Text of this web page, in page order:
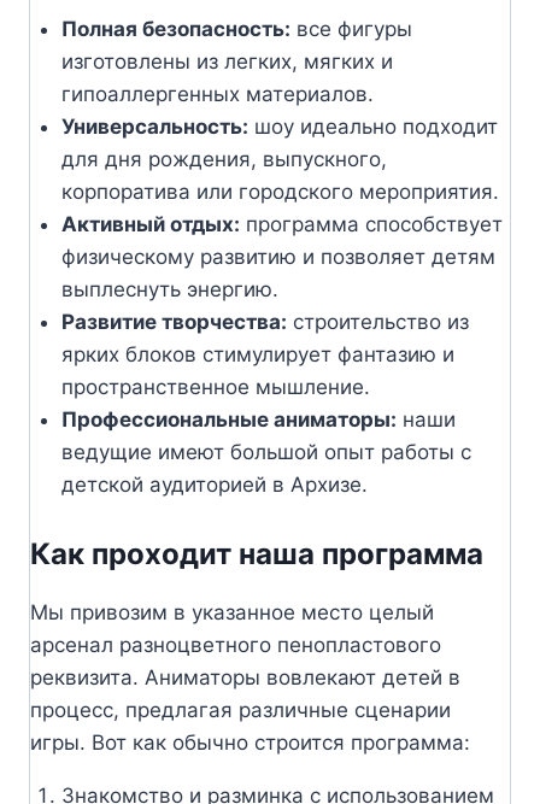
Полная безопасность: все фигуры
изготовлены из легких, мягких и
гипоаллергенных материалов.
Универсальность: шоу идеально подходит
для дня рождения, выпускного,
корпоратива или городского мероприятия.
Активный отдых: программа способствует
физическому развитию и позволяет детям
выплеснуть энергию.
Развитие творчества: строительство из
ярких блоков стимулирует фантазию и
пространственное мышление.
Профессиональные аниматоры: наши
ведущие имеют большой опыт работы с
детской аудиторией в Архизе.
Как проходит наша программа
Мы привозим в указанное место целый
арсенал разноцветного пенопластового
реквизита. Аниматоры вовлекают детей в
процесс, предлагая различные сценарии
игры. Вот как обычно строится программа:
Знакомство и разминка с использованием